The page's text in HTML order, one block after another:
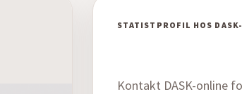
STATISTPROFIL HOS
Kontakt DASK-online